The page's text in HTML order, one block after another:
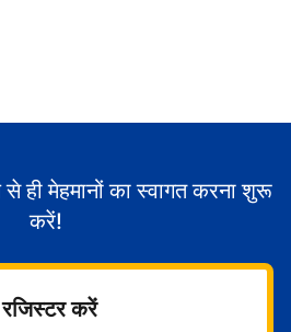
करें
मेहमानों का स्वागत करना शुरू
करें!
करें